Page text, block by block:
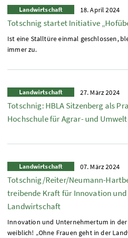
Landwirtschaft 18. April 2024
Totschnig startet Initiative
Ist eine Stalltüre einmal geschlossen,
immer zu.
Landwirtschaft 27. März 2024
Totschnig: HBLA Sitzenberg als
Hochschule für Agrar- und
Landwirtschaft 07. März 2024
Totschnig/Reiter/Neumann-
treibende Kraft für Innovation
Landwirtschaft
Innovation und Unternehmertum in
weiblich! „Ohne Frauen geht in der